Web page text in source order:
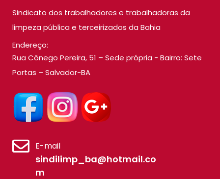
Sindicato dos trabalhadores e trabalhadoras da
limpeza pública e terceirizados da Bahia
Endereço:
Rua Cônego Pereira, 51 – Sede própria - Bairro: Sete
Portas – Salvador-BA
E-mail
sindilimp_ba@hotmail.co
m